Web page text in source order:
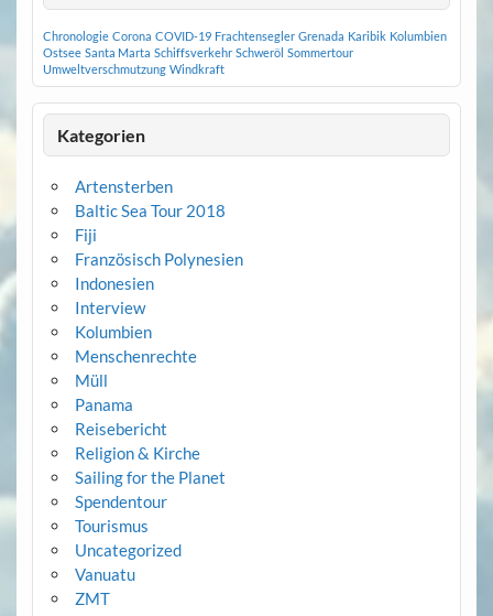
Chronologie Corona COVID-19 Frachtensegler Grenada Karibik Kolumbien
Ostsee Santa Marta Schiffsverkehr Schweröl Sommertour
Umweltverschmutzung Windkraft
Kategorien
Artensterben
Baltic Sea Tour 2018
Fiji
Französisch Polynesien
Indonesien
Interview
Kolumbien
Menschenrechte
Müll
Panama
Reisebericht
Religion & Kirche
Sailing for the Planet
Spendentour
Tourismus
Uncategorized
Vanuatu
ZMT